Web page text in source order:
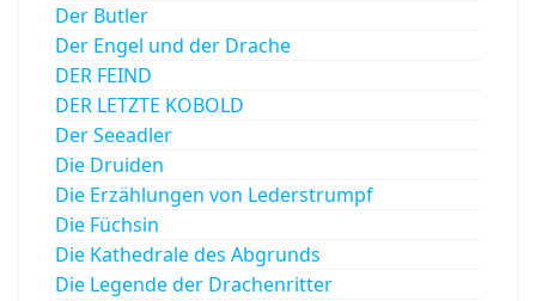
Der Butler
Der Engel und der Drache
DER FEIND
DER LETZTE KOBOLD
Der Seeadler
Die Druiden
Die Erzählungen von Lederstrumpf
Die Füchsin
Die Kathedrale des Abgrunds
Die Legende der Drachenritter